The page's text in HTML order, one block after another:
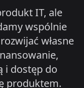
IT, ale
wspólnie
własne
i dostęp do
produktem.